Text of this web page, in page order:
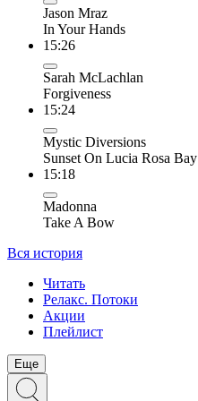
Jason Mraz
In Your Hands
15:26
Sarah McLachlan
Forgiveness
15:24
Mystic Diversions
Sunset On Lucia Rosa Bay
15:18
Madonna
Take A Bow
Вся история
Читать
Релакс. Потоки
Акции
Плейлист
Еще